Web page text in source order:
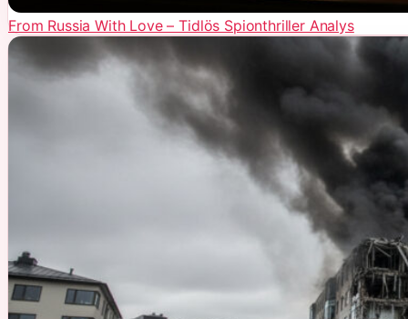
From Russia With Love – Tidlös Spionthriller Analys